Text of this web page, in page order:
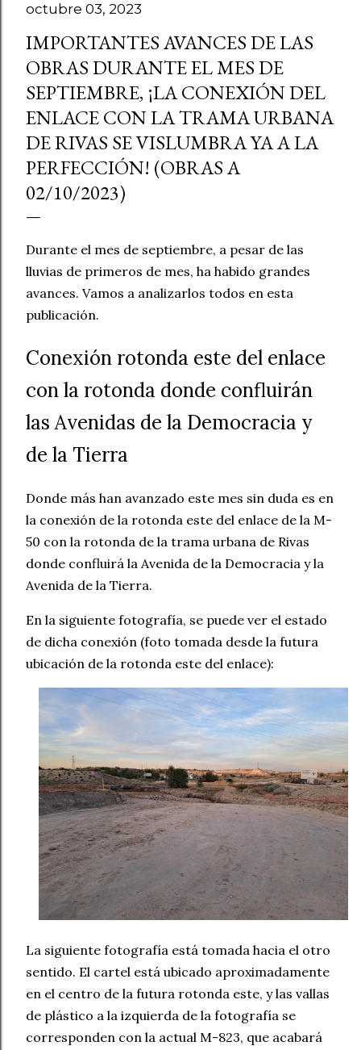
octubre 03, 2023
IMPORTANTES AVANCES DE LAS
OBRAS DURANTE EL MES DE
SEPTIEMBRE, ¡LA CONEXIÓN DEL
ENLACE CON LA TRAMA URBANA
DE RIVAS SE VISLUMBRA YA A LA
PERFECCIÓN! (OBRAS A
02/10/2023)
Durante el mes de septiembre, a pesar de las
lluvias de primeros de mes, ha habido grandes
avances. Vamos a analizarlos todos en esta
publicación.
Conexión rotonda este del enlace
con la rotonda donde confluirán
las Avenidas de la Democracia y
de la Tierra
Donde más han avanzado este mes sin duda es en
la conexión de la rotonda este del enlace de la M-
50 con la rotonda de la trama urbana de Rivas
donde confluirá la Avenida de la Democracia y la
Avenida de la Tierra.
En la siguiente fotografía, se puede ver el estado
de dicha conexión (foto tomada desde la futura
ubicación de la rotonda este del enlace):
La siguiente fotografía está tomada hacia el otro
sentido. El cartel está ubicado aproximadamente
en el centro de la futura rotonda este, y las vallas
de plástico a la izquierda de la fotografía se
corresponden con la actual M-823, que acabará